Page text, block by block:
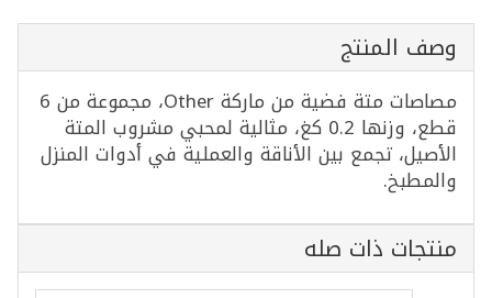
وصف المنتج
مصاصات متة فضية من ماركة Other، مجموعة من 6
قطع، وزنها 0.2 كغ، مثالية لمحبي مشروب المتة
الأصيل، تجمع بين الأناقة والعملية في أدوات المنزل
والمطبخ.
منتجات ذات صله